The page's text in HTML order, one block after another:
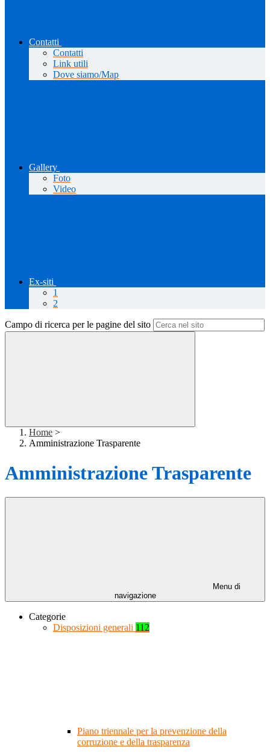
Contatti
Contatti
Link utili
Dove siamo/Map
Gallery
Foto
Video
Ex-siti
1
2
Campo di ricerca per le pagine del sito
Home >
Amministrazione Trasparente
Amministrazione Trasparente
Menu di
navigazione
Categorie
Disposizioni generali 112
Piano triennale per la prevenzione della
corruzione e della trasparenza